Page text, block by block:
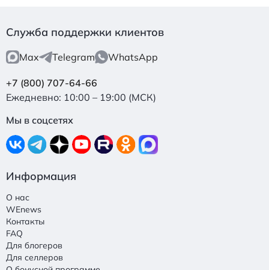
Служба поддержки клиентов
Max Telegram WhatsApp
+7 (800) 707-64-66
Ежедневно: 10:00 – 19:00 (МСК)
Мы в соцсетях
Информация
О нас
WEnews
Контакты
FAQ
Для блогеров
Для селлеров